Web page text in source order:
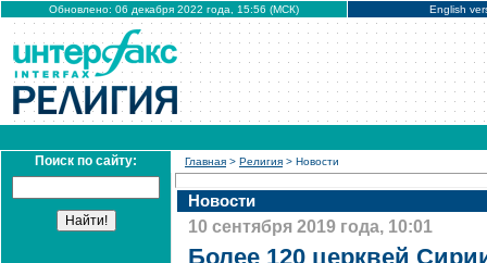
Обновлено: 06 декабря 2022 года, 15:56 (МСК) English
Поиск по сайту: Главная > Религия > Новости
Новости
10 сентября 2019 года, 10:01
Более 120 церквей